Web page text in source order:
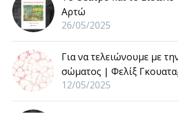
Αρτώ
26/05/2025
Για να τελειώνουμε με
σώματος | Φελίξ
12/05/2025